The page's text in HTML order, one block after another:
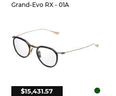
Grand-Evo RX - 01A
$15,431.57